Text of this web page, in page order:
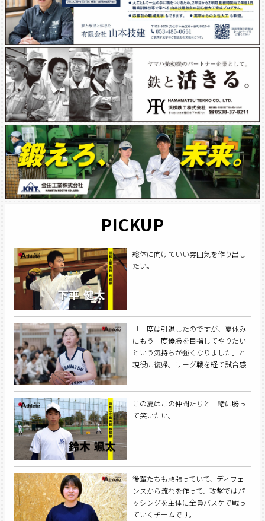
PICKUP
総体に向けていい雰囲気を作り出し
たい。
「一度は引退したのですが、夏休み
にもう一度優勝を目指してやりたい
という気持ちが強くなりました」と
現役に復帰。リーグ戦を経て試合感
この夏はこの仲間たちと一緒に勝っ
て笑いたい。
後輩たちも頑張っていて、ディフェ
ンスから流れを作って、攻撃ではパ
ッシングを主体に全員バスケで戦っ
ていくチームです。